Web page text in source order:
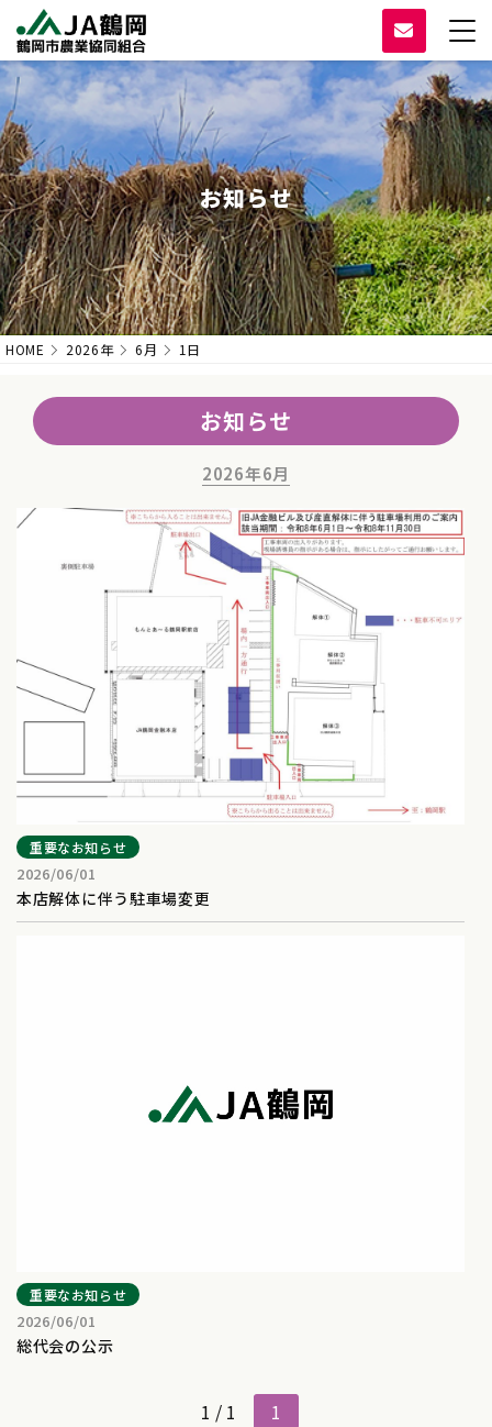
お知らせ
HOME 2026年 6月 1日
お知らせ
2026年6月
重要なお知らせ
2026/06/01
本店解体に伴う駐車場変更
重要なお知らせ
2026/06/01
総代会の公示
1 / 1 1